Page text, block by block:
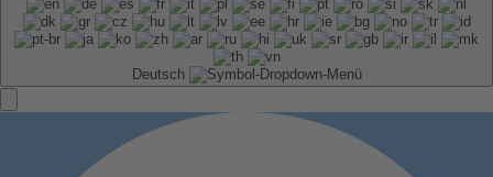
Deutsch